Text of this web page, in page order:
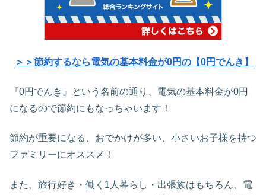
＞＞節約するなら電気の基本料金が0円の【0円でんき】
『0円でんき』という名前の通り、電気の基本料金が0円
になるので節約にもなっちゃいます！
節約が重要になる、おでかけが多い、小さいお子様を持つ
ファミリーにオススメ！
また、旅行好き・働く1人暮らし・出張族はもちろん、電